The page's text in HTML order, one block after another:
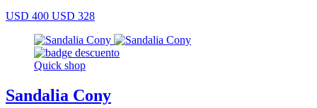
USD 400 USD 328
Quick shop
Sandalia Cony